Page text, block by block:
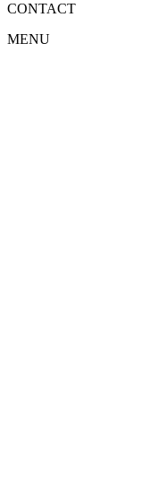
CONTACT
MENU